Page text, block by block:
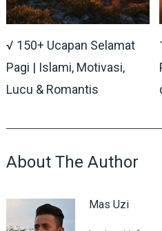
√ 150+ Ucapan Selamat
Pagi | Islami, Motivasi,
Lucu & Romantis
About The Author
Mas Uzi